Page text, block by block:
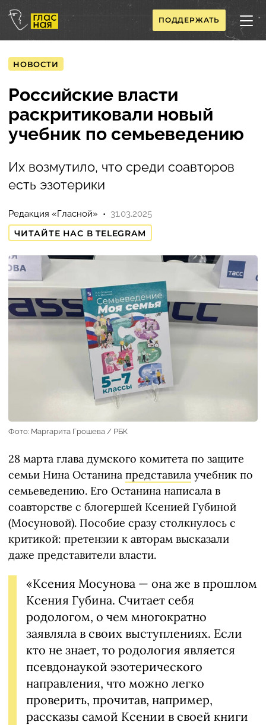
ПОДДЕРЖАТЬ
НОВОСТИ
Российские власти
раскритиковали новый
учебник по семьеведению
Их возмутило, что среди соавторов
есть эзотерики
Редакция «Гласной»
31.03.2025
ЧИТАЙТЕ НАС В TELEGRAM
Фото: Маргарита Грошева / РБК
28 марта глава думского комитета по защите
семьи Нина Останина представила учебник по
семьеведению. Его Останина написала в
соавторстве с блогершей Ксенией Губиной
(Мосуновой). Пособие сразу столкнулось с
критикой: претензии к авторам высказали
даже представители власти.
«Ксения Мосунова — она же в прошлом
Ксения Губина. Считает себя
родологом, о чем многократно
заявляла в своих выступлениях. Если
кто не знает, то родология является
псевдонаукой эзотерического
направления, что можно легко
проверить, прочитав, например,
рассказы самой Ксении в своей книги